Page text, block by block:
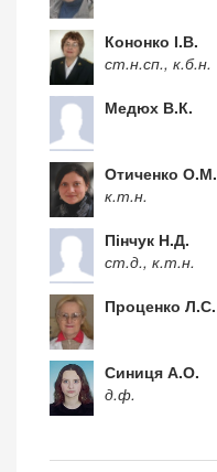
Кононко І.В.
ст.н.сп., к.б.н.
Медюх В.К.
Отиченко О.М.
к.т.н.
Пінчук Н.Д.
ст.д., к.т.н.
Проценко Л.С.
Синиця А.О.
д.ф.